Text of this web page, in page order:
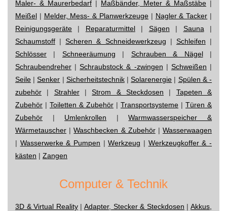
Maler- & Maurerbedarf | Maßbänder, Meter & Maßstäbe |
Meißel | Melder, Mess- & Planwerkzeuge | Nagler & Tacker |
Reinigungsgeräte | Reparaturmittel| Sägen | Sauna |
Schaumstoff |Scheren & Schneidewerkzeug | Schleifen |
Schlösser | Schneeräumung | Schrauben & Nägel|
Schraubendreher |Schraubstock & -zwingen | Schweißen |
Seile |Senker | Sicherheitstechnik|Solarenergie | Spülen & -
zubehör | Strahler|Strom & Steckdosen | Tapeten &
Zubehör | Toiletten & Zubehör | Transportsysteme | Türen &
Zubehör | Umlenkrollen |Warmwasserspeicher &
Wärmetauscher |Waschbecken & Zubehör|Wasserwaagen
| Wasserwerke & Pumpen |Werkzeug | Werkzeugkoffer & -
kästen | Zangen
Computer & Technik
3D & Virtual Reality|Adapter, Stecker & Steckdosen |Akkus,